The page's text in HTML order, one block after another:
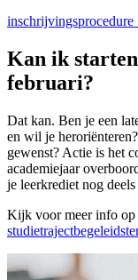
Kan ik
februari?
Dat kan. Ben je een
en wil je
gewenst? Actie is het
academiejaar
je leerkrediet nog deels
Kijk voor meer info op